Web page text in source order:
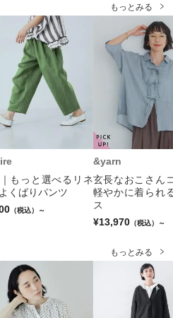
もっとみる
もっと選べるリネ
くばりパンツ
（税込）～
&yarn
玄長なおこさ
軽やかに着られ
ス
¥13,970（税込）～
もっとみる